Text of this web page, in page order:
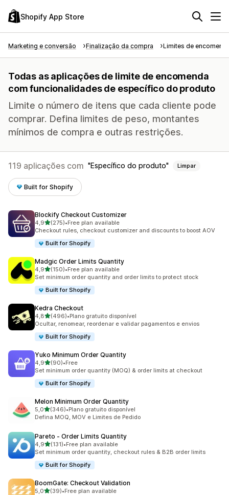
Shopify App Store
Marketing e conversão Finalização da compra Limites de
Todas as aplicações de limite de encomenda
com funcionalidades de específico do produto
Limite o número de itens que cada cliente pode
comprar. Defina limites de peso, montantes
mínimos de compra e outras restrições.
119 aplicações com Específico do produto Limpar
Built for Shopify
Blockify Checkout Customizer
4,9de 5 estrelas
(275)
275 total de avaliações
•Free plan available
Checkout rules, checkout customizer and discounts to boost AOV
Built for Shopify
Madgic Order Limits Quantity
4,9de 5 estrelas
(150)
150 total de avaliações
•Free plan available
Set minimum order quantity and order limits to protect stock
Built for Shopify
Kedra Checkout
4,8de 5 estrelas
(496)
496 total de avaliações
•Plano gratuito disponível
Ocultar, renomear, reordenar e validar pagamentos e envios
Built for Shopify
Yuko Minimum Order Quantity
4,9de 5 estrelas
(90)
90 total de avaliações
•Free
Set minimum order quantity (MOQ) & order limits at checkout
Built for Shopify
Melon Minimum Order Quantity
5,0de 5 estrelas
(346)
346 total de avaliações
•Plano gratuito disponível
Defina MOQ, MOV e Limites de Pedido
Pareto ‑ Order Limits Quantity
4,9de 5 estrelas
(131)
131 total de avaliações
•Free plan available
Set minimum order quantity, checkout rules & B2B order limits
Built for Shopify
BoomGate: Checkout Validation
5,0de 5 estrelas
(39)•Free plan available